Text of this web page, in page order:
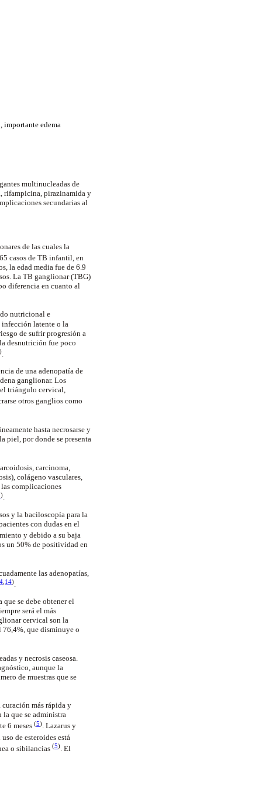
importante edema
multinucleadas de
rifampicina, pirazinamida y
secundarias al
de las cuales la
casos de TB infantil, en
la edad media fue de 6.9
La TB ganglionar (TBG)
diferencia en cuanto al
nutricional e
latente o la
de sufrir progresión a
desnutrición fue poco
)
de una adenopatía de
ganglionar. Los
triángulo cervical,
otros ganglios como
hasta necrosarse y
piel, por donde se presenta
carcinoma,
colágeno vasculares,
complicaciones
)
y la baciloscopía para la
con dudas en el
y debido a su baja
un 50% de positividad en
las adenopatías,
4 14).
se debe obtener el
será el más
cervical son la
que disminuye o
y necrosis caseosa.
aunque la
de muestras que se
más rápida y
la que se administra
6 meses (5). Lazarus y
uso de esteroides está
o sibilancias (5). El